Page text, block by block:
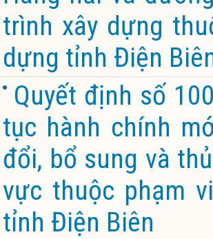
trình xây dựng
dựng tỉnh Điện
Quyết định số
tục hành chính
đổi, bổ sung và
vực thuộc phạm
tỉnh Điện Biên